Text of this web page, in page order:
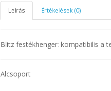
Leírás Értékelések (0)
Blitz festékhenger: kompatibilis a
Alcsoport